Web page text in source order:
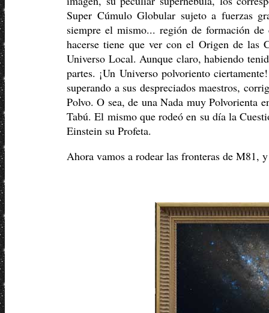
Super Cúmulo Globular sujeto a fuerzas
siempre el mismo... región de formación
hacerse tiene que ver con el Origen de las
Universo Local. Aunque claro, habiendo
partes. ¡Un Universo polvoriento
superando a sus despreciados maestros,
Polvo. O sea, de una Nada muy Polvorienta
Tabú. El mismo que rodeó en su día la
Einstein su Profeta.
Ahora vamos a rodear las fronteras de M81,